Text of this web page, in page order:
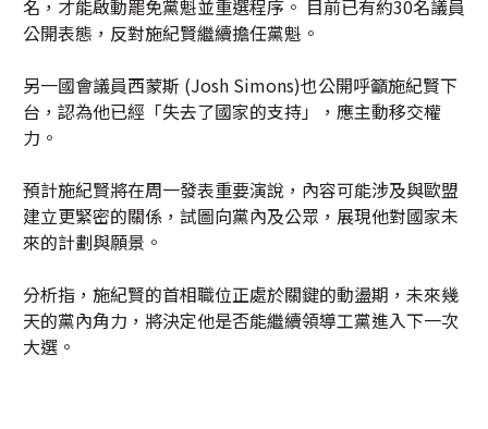
名，才能啟動罷免黨魁並重選程序。 目前已有約30名議員
公開表態，反對施紀賢繼續擔任黨魁。
另一國會議員西蒙斯 (Josh Simons)也公開呼籲施紀賢下
台，認為他已經「失去了國家的支持」，應主動移交權
力。
預計施紀賢將在周一發表重要演說，內容可能涉及與歐盟
建立更緊密的關係，試圖向黨內及公眾，展現他對國家未
來的計劃與願景。
分析指，施紀賢的首相職位正處於關鍵的動盪期，未來幾
天的黨內角力，將決定他是否能繼續領導工黨進入下一次
大選。